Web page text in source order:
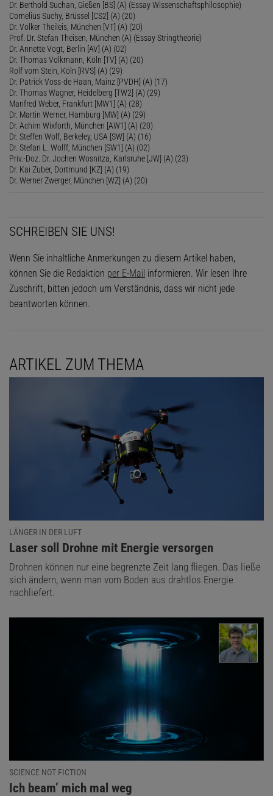
Dr. Berthold Suchan, Gießen [BS] (A) (Essay Wissenschaftsphilosophie)
Cornelius Suchy, Brüssel [CS2] (A) (20)
Dr. Volker Theileis, München [VT] (A) (20)
Prof. Dr. Stefan Theisen, München (A) (Essay Stringtheorie)
Dr. Annette Vogt, Berlin [AV] (A) (02)
Dr. Thomas Volkmann, Köln [TV] (A) (20)
Rolf vom Stein, Köln [RVS] (A) (29)
Dr. Patrick Voss-de Haan, Mainz [PVDH] (A) (17)
Dr. Thomas Wagner, Heidelberg [TW2] (A) (29)
Manfred Weber, Frankfurt [MW1] (A) (28)
Dr. Martin Werner, Hamburg [MW] (A) (29)
Dr. Achim Wixforth, München [AW1] (A) (20)
Dr. Steffen Wolf, Berkeley, USA [SW] (A) (16)
Dr. Stefan L. Wolff, München [SW1] (A) (02)
Priv.-Doz. Dr. Jochen Wosnitza, Karlsruhe [JW] (A) (23)
Dr. Kai Zuber, Dortmund [KZ] (A) (19)
Dr. Werner Zwerger, München [WZ] (A) (20)
SCHREIBEN SIE UNS!
Wenn Sie inhaltliche Anmerkungen zu diesem Artikel haben,
können Sie die Redaktion per E-Mail informieren. Wir lesen Ihre
Zuschrift, bitten jedoch um Verständnis, dass wir nicht jede
beantworten können.
ARTIKEL ZUM THEMA
LÄNGER IN DER LUFT
:
Laser soll Drohne mit Energie versorgen
Drohnen können nur eine begrenzte Zeit lang fliegen. Das ließe
sich ändern, wenn man vom Boden aus drahtlos Energie
nachliefert.
SCIENCE NOT FICTION
:Ich beam’ mich mal weg